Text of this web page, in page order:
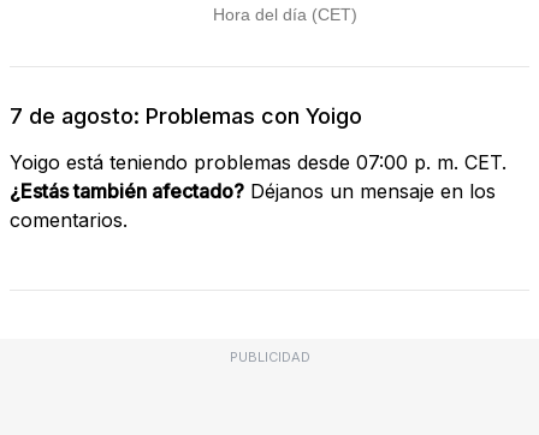
7 de agosto: Problemas con Yoigo
Yoigo está teniendo problemas desde 07:00 p. m. CET.
¿Estás también afectado? Déjanos un mensaje en los
comentarios.
PUBLICIDAD